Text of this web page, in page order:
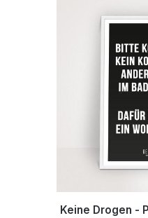
Keine Drogen -